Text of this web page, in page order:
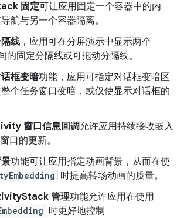
固定可让应用固定一个容器中的内
航与另一个容器隔离。
线 ，应用可在分屏演示中显示两个
的固定分隔线或可拖动分隔线。
框变暗功能，应用可指定对话框变暗区
个任务窗口变暗，或仅使显示对话框的
窗口信息回调允许应用持续接收嵌入
口的更新。
功能可让应用指定动画背景，从而在使
时提高转场动画的质量。
管理功能允许应用在使用
时更好地控制